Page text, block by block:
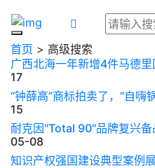
首页 > 高级搜索
广西北海一年新增4件马德
17
“钟薛高”商标拍卖了，“自嗨
15
耐克因"Total 90"品牌复兴
05-08
知识产权强国建设典型案例